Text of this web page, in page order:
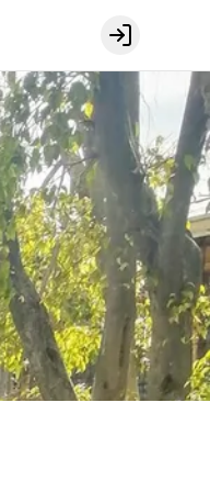
Login